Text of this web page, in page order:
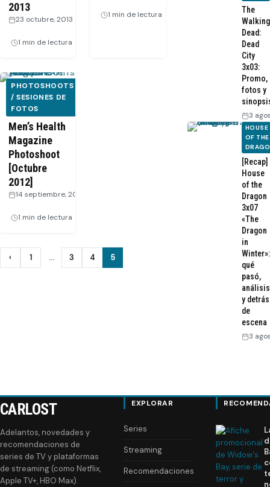
2013
23 octubre, 2013
1 min de lectura
1 min de lectura
PHOTOSHOOTS
/ SESIONES DE
FOTOS
Andrew
Lincoln –
Men’s Health
Magazine
Photoshoot
[Octubre
2012]
14 septiembre, 2012
1 min de lectura
Paginación
‹ Anterior
1 … 3 4 5
The
Walking
Dead:
Dead
City
3x03:
Promo,
fotos y
3
HOUSE
OF THE
[Recap]
House
of the
Dragon
3x07
«The
Dragon
in
Winter»:
qué
pasó,
análisis
y detrás
de
escena
3
CARLOST
Adelantos, novedades y
recomendaciones de
series de TV y plataformas
de streaming (como Netflix,
Apple TV+, HBO Max).
EXPLORAR
Series
Streaming
Recomendaciones